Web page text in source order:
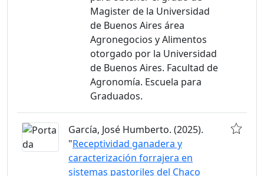
Magister de la Universidad
de Buenos Aires área
Agronegocios y Alimentos
otorgado por la Universidad
de Buenos Aires. Facultad de
Agronomía. Escuela para
Graduados.
García, José Humberto. (2025).
"Receptividad ganadera y
caracterización forrajera en
sistemas pastoriles del Chaco